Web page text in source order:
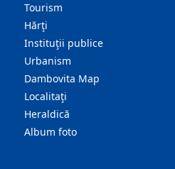
Tourism
Hărţi
Instituţii publice
Urbanism
Dambovita Map
Localitaţi
Heraldică
Album foto